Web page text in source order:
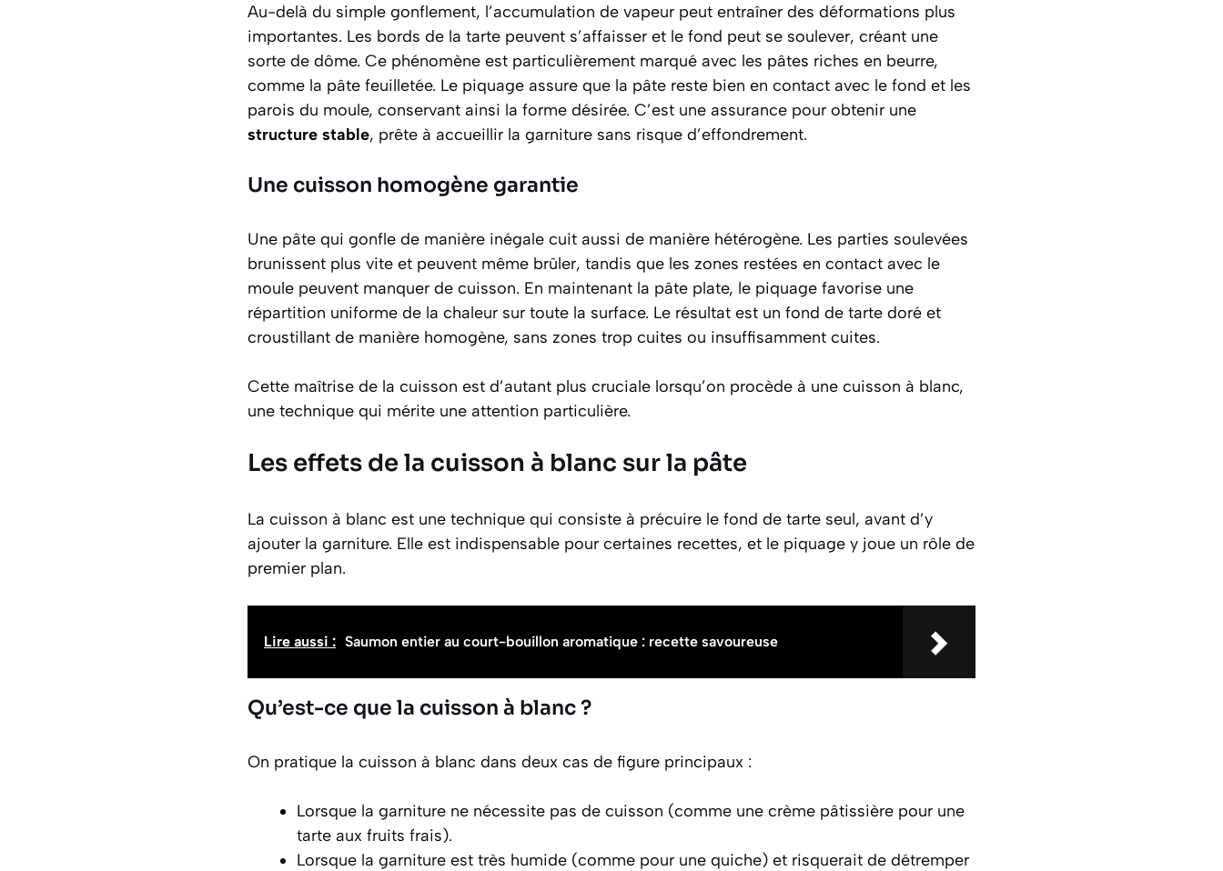
Au-delà du simple gonflement, l’accumulation de vapeur peut entraîner des déformations plus
importantes. Les bords de la tarte peuvent s’affaisser et le fond peut se soulever, créant une
sorte de dôme. Ce phénomène est particulièrement marqué avec les pâtes riches en beurre,
comme la pâte feuilletée. Le piquage assure que la pâte reste bien en contact avec le fond et les
parois du moule, conservant ainsi la forme désirée. C’est une assurance pour obtenir une
structure stable, prête à accueillir la garniture sans risque d’effondrement.
Une cuisson homogène garantie
Une pâte qui gonfle de manière inégale cuit aussi de manière hétérogène. Les parties soulevées
brunissent plus vite et peuvent même brûler, tandis que les zones restées en contact avec le
moule peuvent manquer de cuisson. En maintenant la pâte plate, le piquage favorise une
répartition uniforme de la chaleur sur toute la surface. Le résultat est un fond de tarte doré et
croustillant de manière homogène, sans zones trop cuites ou insuffisamment cuites.
Cette maîtrise de la cuisson est d’autant plus cruciale lorsqu’on procède à une cuisson à blanc,
une technique qui mérite une attention particulière.
Les effets de la cuisson à blanc sur la pâte
La cuisson à blanc est une technique qui consiste à précuire le fond de tarte seul, avant d’y
ajouter la garniture. Elle est indispensable pour certaines recettes, et le piquage y joue un rôle de
premier plan.
Lire aussi : Saumon entier au court-bouillon aromatique : recette savoureuse
Qu’est-ce que la cuisson à blanc ?
On pratique la cuisson à blanc dans deux cas de figure principaux :
Lorsque la garniture ne nécessite pas de cuisson (comme une crème pâtissière pour une
tarte aux fruits frais).
Lorsque la garniture est très humide (comme pour une quiche) et risquerait de détremper